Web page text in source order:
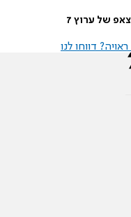
של ערוץ 7
דווחו לנו